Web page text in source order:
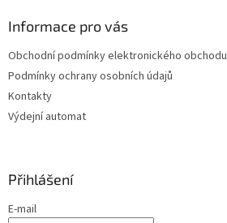
Informace pro vás
Obchodní podmínky elektronického obchodu
Podmínky ochrany osobních údajů
Kontakty
Výdejní automat
Přihlášení
E-mail